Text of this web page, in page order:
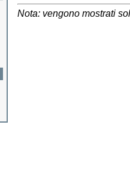
Nota: vengono mostrati